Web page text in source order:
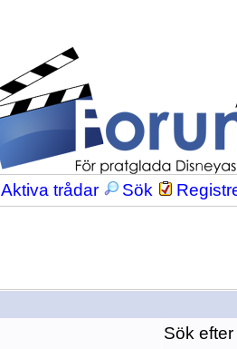
Aktiva trådar Sök
Sök